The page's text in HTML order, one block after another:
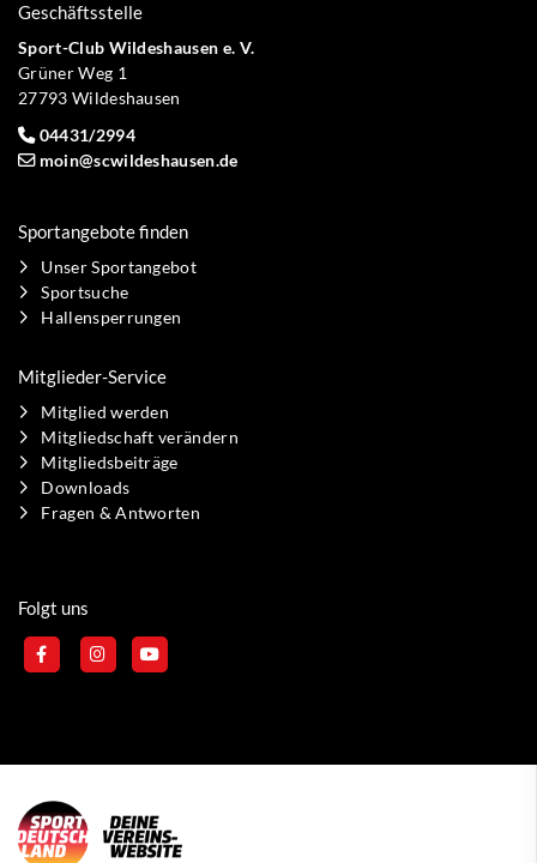
Geschäftsstelle
Sport-Club Wildeshausen e. V.
Grüner Weg 1
27793 Wildeshausen
04431/2994
moin@scwildeshausen.de
Sportangebote finden
Unser Sportangebot
Sportsuche
Hallensperrungen
Mitglieder-Service
Mitglied werden
Mitgliedschaft verändern
Mitgliedsbeiträge
Downloads
Fragen & Antworten
Folgt uns